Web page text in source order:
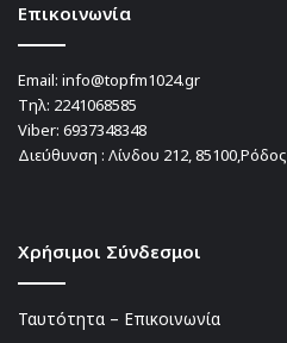
Επικοινωνία
Email: info@topfm1024.gr
Τηλ: 2241068585
Viber: 6937348348
Διεύθυνση : Λίνδου 212, 85100,Ρόδος
Χρήσιμοι Σύνδεσμοι
Ταυτότητα – Επικοινωνία